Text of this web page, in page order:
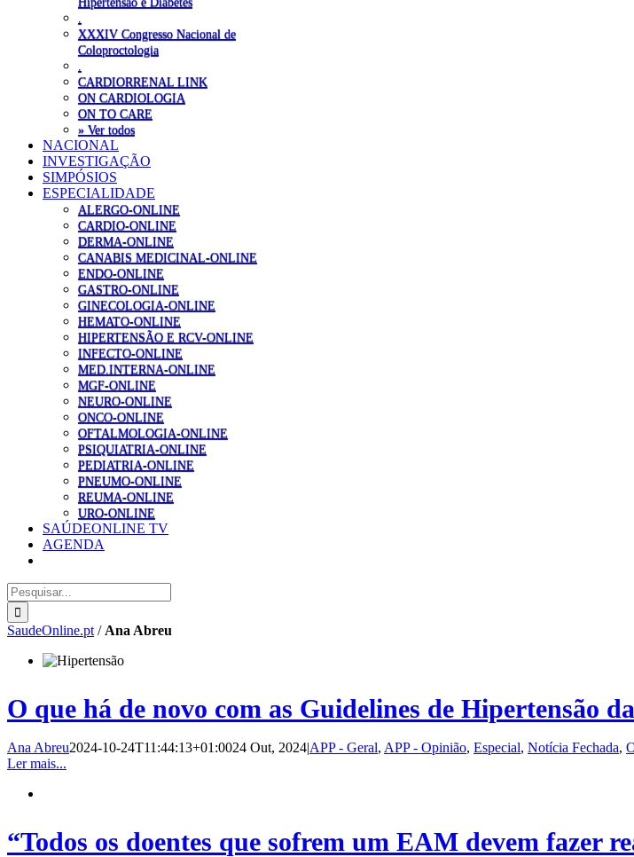
XXXIV Congresso Nacional de
Coloproctologia
CARDIORRENAL LINK
ON CARDIOLOGIA
ON TO CARE
» Ver todos
NACIONAL
INVESTIGAÇÃO
SIMPÓSIOS
ESPECIALIDADE
ALERGO-ONLINE
CARDIO-ONLINE
DERMA-ONLINE
CANABIS MEDICINAL-ONLINE
ENDO-ONLINE
GASTRO-ONLINE
GINECOLOGIA-ONLINE
HEMATO-ONLINE
HIPERTENSÃO E RCV-ONLINE
INFECTO-ONLINE
MED.INTERNA-ONLINE
MGF-ONLINE
NEURO-ONLINE
ONCO-ONLINE
OFTALMOLOGIA-ONLINE
PSIQUIATRIA-ONLINE
PEDIATRIA-ONLINE
PNEUMO-ONLINE
REUMA-ONLINE
URO-ONLINE
SAÚDEONLINE TV
AGENDA
Pesquisar
SaudeOnline.pt / Ana Abreu
O que há de novo com as Guidelines de Hipertensão
Ana Abreu2024-10-24T11:44:13+01:0024 Out, 2024|APP - Geral, APP - Opinião, Especial, Notícia Fechada,
Ler mais...
“Todos os doentes que sofrem um EAM devem fazer